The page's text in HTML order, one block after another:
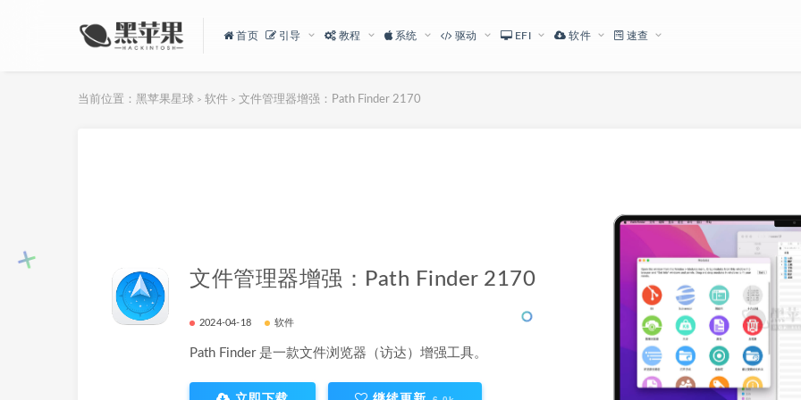
首页 引导 教程 系统 驱动 EFI 软件 速查
当前位置： 黑苹果星球 > 软件 > 文件管理器增强：Path Finder 2170
文件管理器增强：Path Finder 2170
2024-04-18 软件
Path Finder 是一款文件浏览器（访达）增强工具。